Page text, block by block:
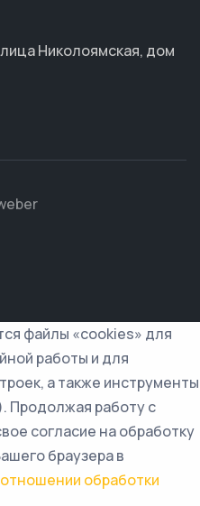
Николоямская, дом
файлы «cookies» для
работы и для
а также инструменты
Продолжая работу с
согласие на обработку
браузера в
обработки